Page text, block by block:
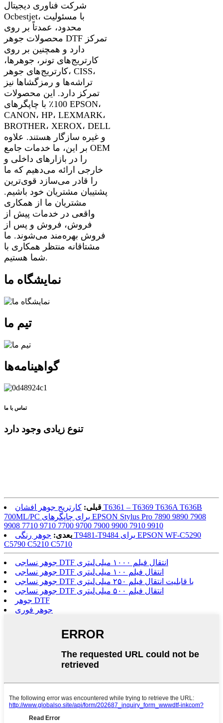
شرکت فناوری دیجیتال
Ocbestjet، با مسئولیت
محدود، عمدتاً بر روی
محصولات جوهر DTF تمرکز
دارد و همچنین بر روی
کارتریج‌های تونر، جوهرها،
کارتریج‌های جوهر، CISS،
تراشه‌ها و رمزگشاها نیز
تمرکز دارد. این محصولات
100٪ با چاپگرهای EPSON،
CANON، HP، LEXMARK،
BROTHER، XEROX، DELL
و غیره سازگار هستند. علاوه
بر این، ما خدمات جامع OEM
را در بازارهای داخلی و
خارجی ارائه می‌دهیم که ما
را قادر می‌سازد قوی‌ترین
پشتیبان مشتریان خود باشیم.
مشتریان ما از همکاری
واقعی در خدمات پیش از
فروش، فروش و پس از
فروش بهره‌مند می‌شوند. ما
مشتاقانه منتظر همکاری با
شما هستیم.
نمایشگاه ما
تیم ما
گواهینامه‌ها
تماس با ما
تنوع زیادی وجود دارد
قبلی: کارتریج جوهر افشان T6361 – T6369 T636A T636B
700ML/PC برای چاپگرهای EPSON Stylus Pro 7890 9890 7908
9908 7710 9710 7700 9700 7900 9900 7910 9910
بعدی: جوهر رنگی T9481-T9484 برای EPSON WF-C5290
C5790 C5210 C5710
جوهر نساجی DTF انتقال فیلم ۱۰۰۰ میلی‌لیتری
جوهر نساجی DTF انتقال فیلم ۱۰۰ میلی‌لیتری
جوهر نساجی DTF با قابلیت انتقال فیلم ۲۵۰ میلی‌لیتری
جوهر نساجی DTF انتقال فیلم ۵۰۰ میلی‌لیتری
جوهر DTF
جوهر فوری